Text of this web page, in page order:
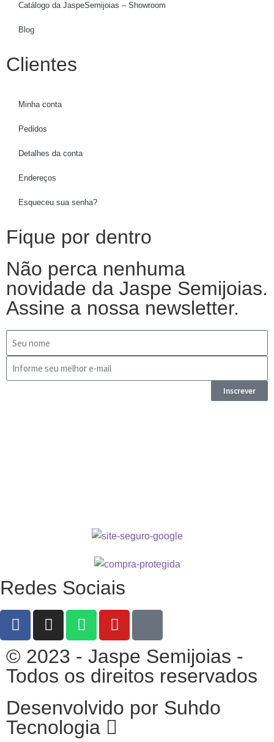
Catálogo da JaspeSemijoias – Showroom
Blog
Clientes
Minha conta
Pedidos
Detalhes da conta
Endereços
Esqueceu sua senha?
Fique por dentro
Não perca nenhuma
novidade da Jaspe Semijoias.
Assine a nossa newsletter.
Inscrever
Redes Sociais
© 2023 - Jaspe Semijoias -
Todos os direitos reservados
Desenvolvido por Suhdo
Tecnologia